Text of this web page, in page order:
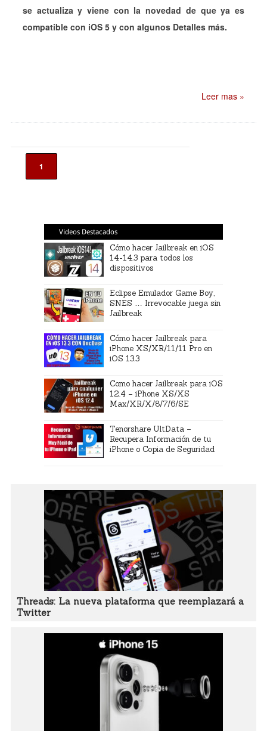
se actualiza y viene con la novedad de que ya es
compatible con iOS 5 y con algunos Detalles más.
Leer mas »
1
Videos Destacados
Cómo hacer Jailbreak en iOS
14-14.3 para todos los
dispositivos
Eclipse Emulador Game Boy,
SNES … Irrevocable juega sin
Jailbreak
Cómo hacer Jailbreak para
iPhone XS/XR/11/11 Pro en
iOS 13.3
Como hacer Jailbreak para iOS
12.4 – iPhone XS/XS
Max/XR/X/8/7/6/SE
Tenorshare UltData –
Recupera Información de tu
iPhone o Copia de Seguridad
Threads: La nueva plataforma que reemplazará a
Twitter